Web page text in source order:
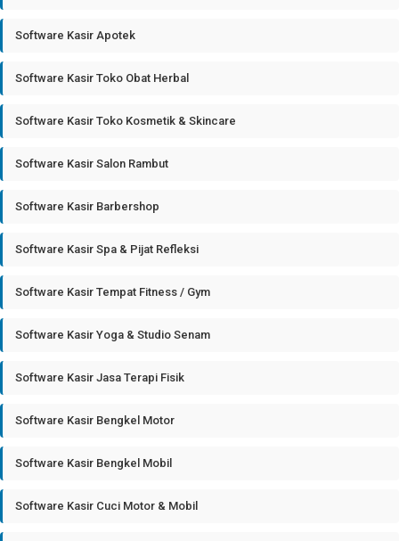
Software Kasir Apotek
Software Kasir Toko Obat Herbal
Software Kasir Toko Kosmetik & Skincare
Software Kasir Salon Rambut
Software Kasir Barbershop
Software Kasir Spa & Pijat Refleksi
Software Kasir Tempat Fitness / Gym
Software Kasir Yoga & Studio Senam
Software Kasir Jasa Terapi Fisik
Software Kasir Bengkel Motor
Software Kasir Bengkel Mobil
Software Kasir Cuci Motor & Mobil